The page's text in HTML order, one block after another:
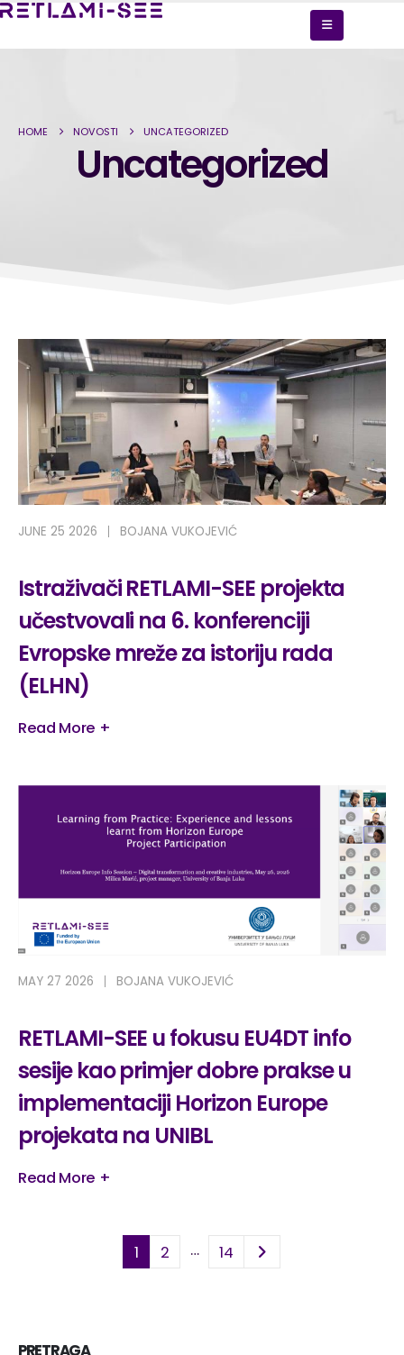
HOME NOVOSTI UNCATEGORIZED
Uncategorized
JUNE 25 2026 BOJANA VUKOJEVIĆ
Istraživači RETLAMI-SEE projekta
učestvovali na 6. konferenciji
Evropske mreže za istoriju rada
(ELHN)
Read More +
MAY 27 2026 BOJANA VUKOJEVIĆ
RETLAMI-SEE u fokusu EU4DT info
sesije kao primjer dobre prakse u
implementaciji Horizon Europe
projekata na UNIBL
Read More +
1 2 … 14